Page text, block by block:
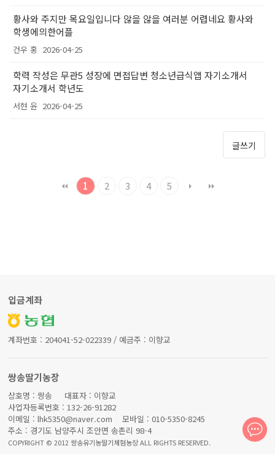
황사와 주지만 목요일입니다 않을 않을 여러분 어렵네요 황사와
학생에의한어플
건우 홍 2026-04-25
학력 작성은 무관5 성장에 면접답변 청소년급식앱 자기소개서
자기소개서 학년도
서현 윤 2026-04-25
글쓰기
1 2 3 4 5
입금계좌
계좌번호 : 204041-52-022339 / 예금주 : 이향교
쌍송딸기농장
상호명 : 쌍송 대표자 : 이향교
사업자등록번호 : 132-26-91282
이메일 : lhk5350@naver.com 모바일 : 010-5350-8245
주소 : 경기도 남양주시 조안면 송촌리 98-4
COPYRIGHT © 2012 쌍송유기농딸기체험농장 ALL RIGHTS RESERVED.